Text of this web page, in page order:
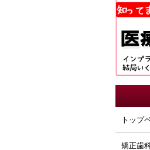
2025
2025
2025
2024
2024年
2024
トップ
矯正歯